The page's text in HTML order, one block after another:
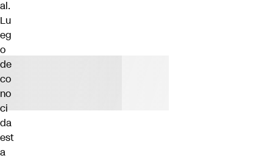
al.
Lu
eg
o
de
co
no
ci
da
est
a